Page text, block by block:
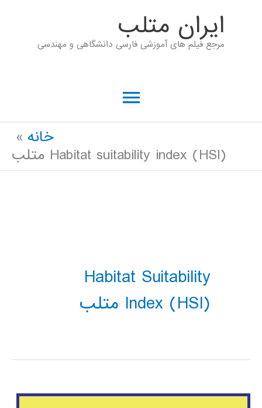
ايران متلب
مرجع فیلم های آموزشی فارسی دانشگاهی و مهندسی
فهرست
خانه
Habitat suitability index (HSI) متلب
Habitat Suitability
Index (HSI) متلب